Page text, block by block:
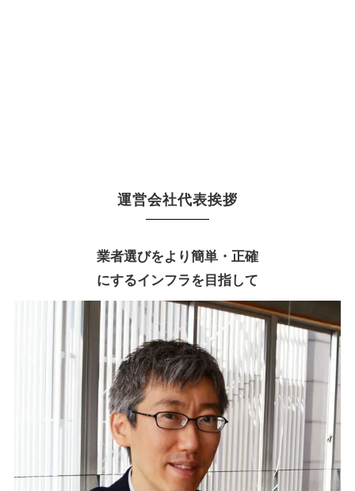
運営会社代表挨拶
業者選びをより簡単・正確
にするインフラを目指して